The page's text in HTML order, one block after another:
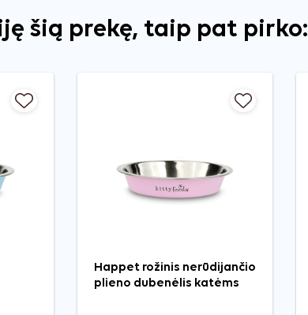
šią prekę, taip pat pirko:
Happet rožinis nerūdijančio
plieno dubenėlis katėms